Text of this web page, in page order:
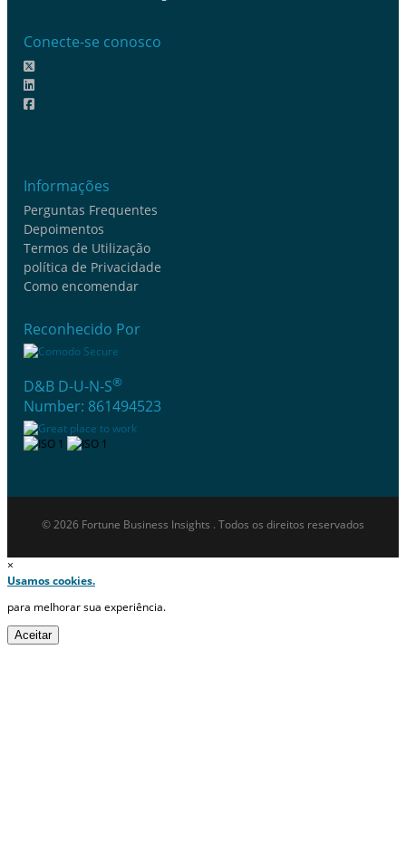
Conecte-se conosco
Informações
Perguntas Frequentes
Depoimentos
Termos de Utilização
política de Privacidade
Como encomendar
Reconhecido Por
D&B D-U-N-S®
Number: 861494523
© 2026 Fortune Business Insights . Todos os direitos reservados
×
Usamos cookies.
para melhorar sua experiência.
Aceitar